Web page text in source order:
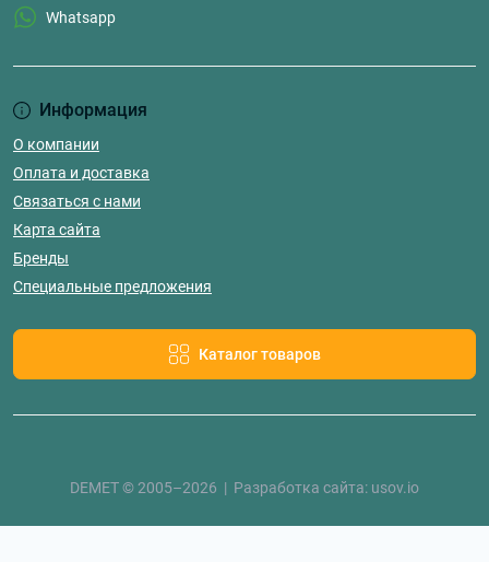
Информация
О компании
Оплата и доставка
Связаться с нами
Карта сайта
Бренды
Специальные предложения
Каталог товаров
Whatsapp
DEMET © 2005–2026 | Разработка сайта: usov.io